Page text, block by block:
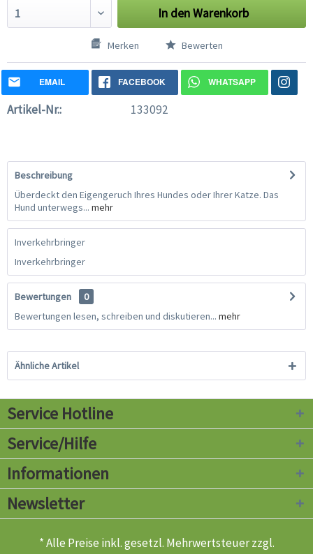
In denWarenkorb
Merken Bewerten
EMAIL FACEBOOK WHATSAPP
Artikel-Nr.: 133092
Beschreibung
Überdeckt den Eigengeruch Ihres Hundes oder Ihrer Katze. Das
Hund unterwegs... mehr
Inverkehrbringer
Inverkehrbringer
Bewertungen
0
Bewertungen lesen, schreiben und diskutieren... mehr
Ähnliche Artikel
Service Hotline
Service/Hilfe
Informationen
Newsletter
* Alle Preise inkl. gesetzl. Mehrwertsteuer zzgl.